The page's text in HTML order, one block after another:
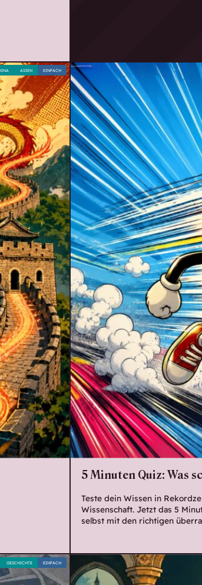
EINFACH
ASIEN
5 Minuten Quiz: Was
Teste dein Wissen in
Wissenschaft. Jetzt das 5
selbst mit den richtigen
EINFACH
GESCHICHTE